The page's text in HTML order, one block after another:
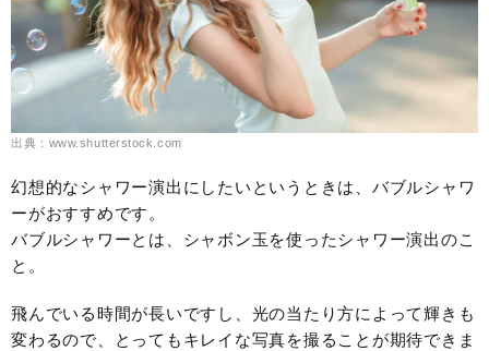
出典：www.shutterstock.com
幻想的なシャワー演出にしたいというときは、バブルシャワ
ーがおすすめです。
バブルシャワーとは、シャボン玉を使ったシャワー演出のこ
と。
飛んでいる時間が長いですし、光の当たり方によって輝きも
変わるので、とってもキレイな写真を撮ることが期待できま